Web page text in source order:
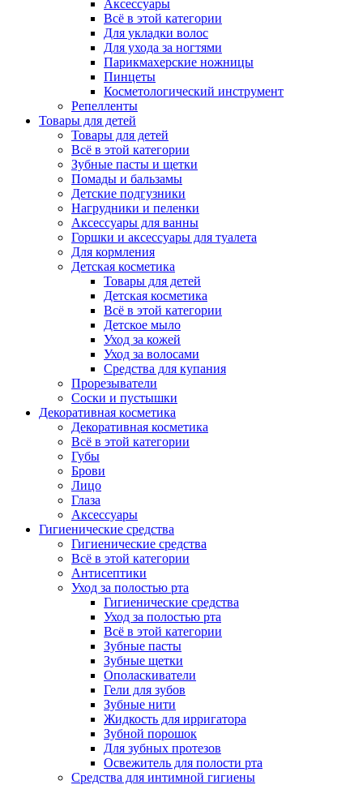
Аксессуары
Всё в этой категории
Для укладки волос
Для ухода за ногтями
Парикмахерские ножницы
Пинцеты
Косметологический инструмент
Репелленты
Товары для детей
Товары для детей
Всё в этой категории
Зубные пасты и щетки
Помады и бальзамы
Детские подгузники
Нагрудники и пеленки
Аксессуары для ванны
Горшки и аксессуары для туалета
Для кормления
Детская косметика
Товары для детей
Детская косметика
Всё в этой категории
Детское мыло
Уход за кожей
Уход за волосами
Средства для купания
Прорезыватели
Соски и пустышки
Декоративная косметика
Декоративная косметика
Всё в этой категории
Губы
Брови
Лицо
Глаза
Аксессуары
Гигиенические средства
Гигиенические средства
Всё в этой категории
Антисептики
Уход за полостью рта
Гигиенические средства
Уход за полостью рта
Всё в этой категории
Зубные пасты
Зубные щетки
Ополаскиватели
Гели для зубов
Зубные нити
Жидкость для ирригатора
Зубной порошок
Для зубных протезов
Освежитель для полости рта
Средства для интимной гигиены